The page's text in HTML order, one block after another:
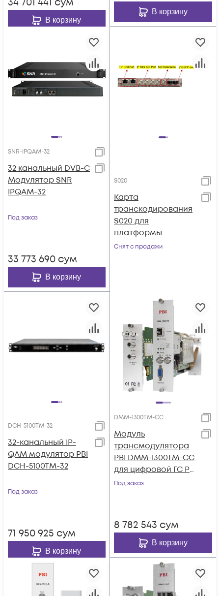
В корзину
В корзину
SNR-IPQAM-32
32 канальный DVB-C
Модулятор SNR
IPQAM-32
Под заказ
33 773 690 сум
В корзину
S020
Карта
транскодирования
S020 для
платформы
Sumavision MBX100
Снят с продажи
DCH-5100TM-32
32-канальный IP-
QAM модулятор PBI
DCH-5100TM-32
Под заказ
71 950 925 сум
В корзину
DMM-1300TM-CC
Модуль
трансмодулятора
PBI DMM-1300TM-CC
для цифровой ГС PBI
DMM-1000
Под заказ
8 782 543 сум
В корзину